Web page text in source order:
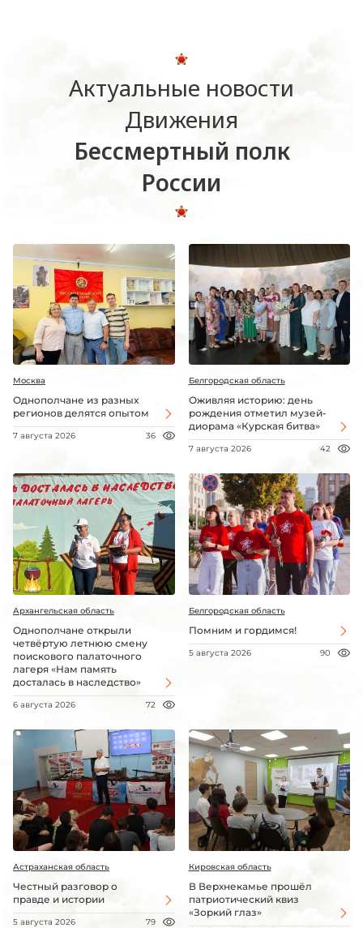
Актуальные новости
Движения
Бессмертный полк
России
Москва
Однополчане из разных
регионов делятся опытом
7 августа 2026 36
Белгородская область
Оживляя историю: день
рождения отметил музей-
диорама «Курская битва»
7 августа 2026 42
Архангельская область
Однополчане открыли
четвёртую летнюю смену
поискового палаточного
лагеря «Нам память
досталась в наследство»
6 августа 2026 72
Белгородская область
Помним и гордимся!
5 августа 2026 90
Астраханская область
Честный разговор о
правде и истории
5 августа 2026 79
Кировская область
В Верхнекамье прошёл
патриотический квиз
«Зоркий глаз»